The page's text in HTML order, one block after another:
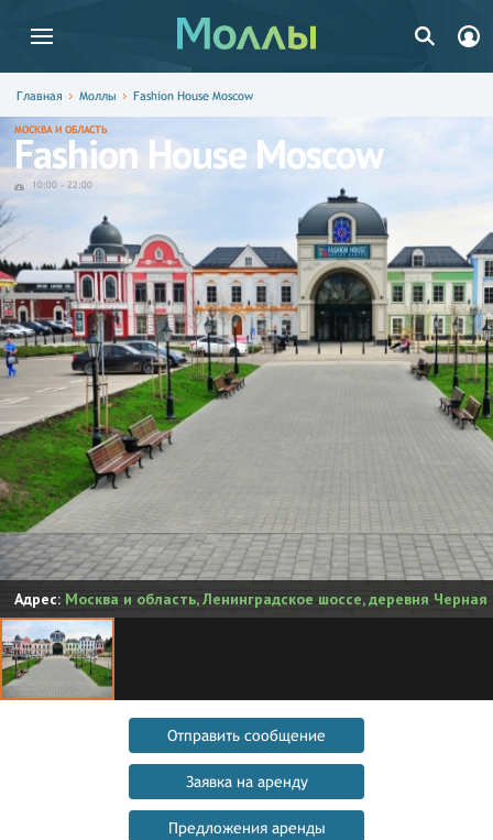
Главная Моллы Fashion House Moscow
МОСКВА И ОБЛАСТЬ
Fashion House Moscow
10:00 - 22:00
Адрес: Москва и область,Ленинградское шоссе, деревня
Отправить сообщение
Заявка на аренду
Предложения аренды